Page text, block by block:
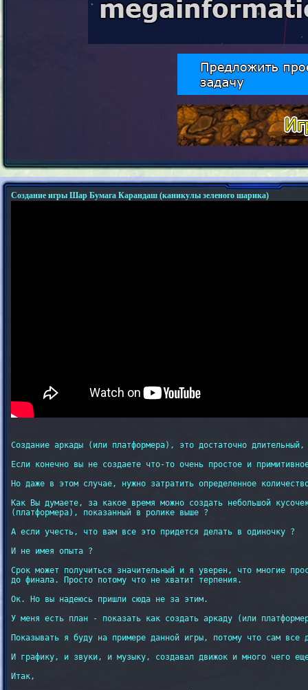
Создание игры Шар Бумага Карандаш (каникулы зеленого шарика)
Создание аркады (или платформера), это достаточно
Если конечно вы не создаете что-то очень простое и
Но даже в этом случае, нужно затратить определенное
Как Вы думаете, за какое время можно создать небольшой
(платформера), показанный в ролике выше ?
А если учесть, что вам все это придется делать в одиночку ?
И не имея опыта ?
Срок может получиться значительный и я уверен, что многие
до финала. Просто потому что не хватит терпения.
Ок. Но вы надеюсь пришли сюда не за этим.
У меня есть план - показать как создать аркаду (или
Показывать я буду на примере данной игры, потому что сам все
И графику, и звуки, и музыку, создавал движок и много чего
Итак,